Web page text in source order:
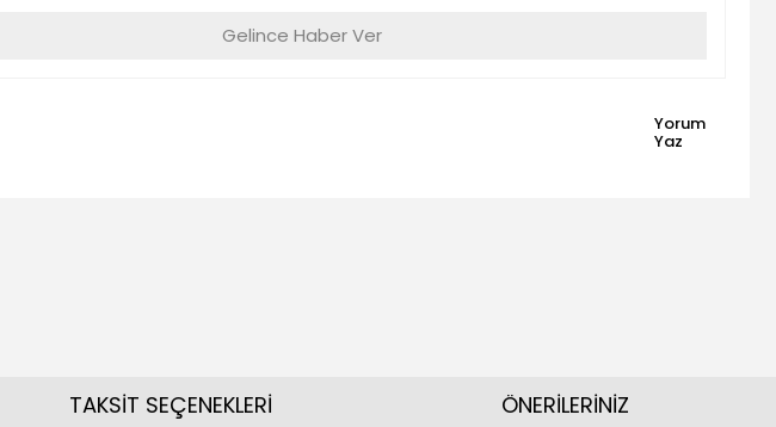
Gelince Haber Ver
Yorum
Yaz
TAKSİT SEÇENEKLERİ ÖNERİLERİNİZ